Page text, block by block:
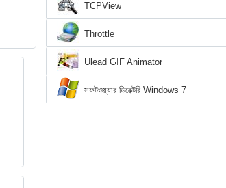
TCPView
Throttle
Ulead GIF Animator
সফটওয়্যার ডিরেক্টরি Windows 7